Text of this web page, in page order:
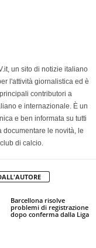
un sito di notizie italiano
l'attività giornalistica ed è
contributori a
e internazionale. È un
e ben informata su tutti
documentare le novità, le
di calcio.
Barcellona risolve
problemi di registrazione
dopo conferma dalla Liga